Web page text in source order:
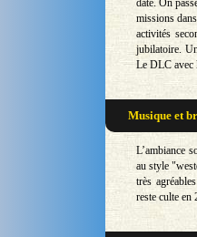
missions
activités
jubilatoire.
Le DLC avec
Musique et
L’ambiance
au style
très
reste culte en